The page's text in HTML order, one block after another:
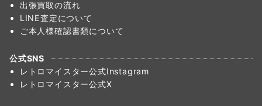
出張買取の流れ
LINE査定について
ご本人様確認書類について
公式SNS
レトロマイスター公式Instagram
レトロマイスター公式X